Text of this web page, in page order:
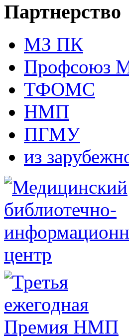
Партнерство
МЗ ПК
Профсоюз
ТФОМС
НМП
ПГМУ
из